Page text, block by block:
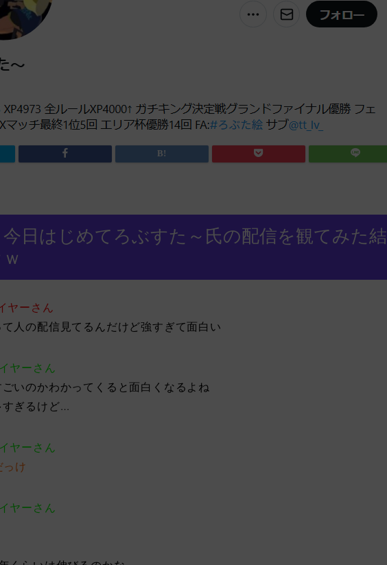
今日はじめてろぶすた～氏の配信を観てみた結
ヤーさん
人の配信見てるんだけど強すぎて面白い
ヤーさん
いのかわかってくると面白くなるよね
ぎるけど…
ヤーさん
っけ
ヤーさん